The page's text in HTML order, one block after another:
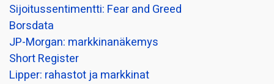
Sijoitussentimentti: Fear and Greed
Borsdata
JP-Morgan: markkinanäkemys
Short Register
Lipper: rahastot ja markkinat